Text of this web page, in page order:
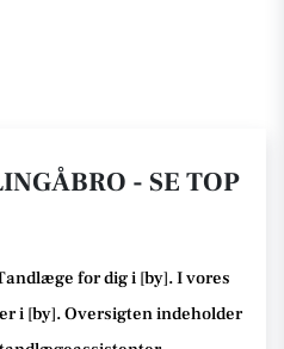
- SE TOP
for dig i [by]. I vores
i [by].Oversigten indeholder